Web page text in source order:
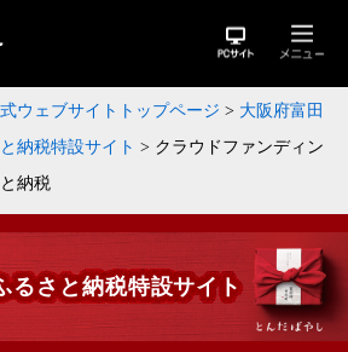
ウェブサイトトップページ > 大阪府富田
納税特設サイト > クラウドファンディン
納税
るさと納税特設サイト